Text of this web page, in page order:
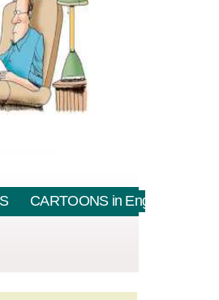
CARTOONS in English